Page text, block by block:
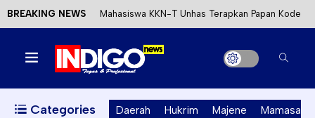
BREAKING NEWS Mahasiswa KKN-T Unhas Terapkan Papan Kode
Etik Wisata di Pantai Lawere Desa Lotang Salo
Satu DPO Pengeroyokan SPBU Tapalang
Ditangkap, Satu Lagi Kabur ke Kalimantan
Categories Daerah Hukrim Majene Mamasa